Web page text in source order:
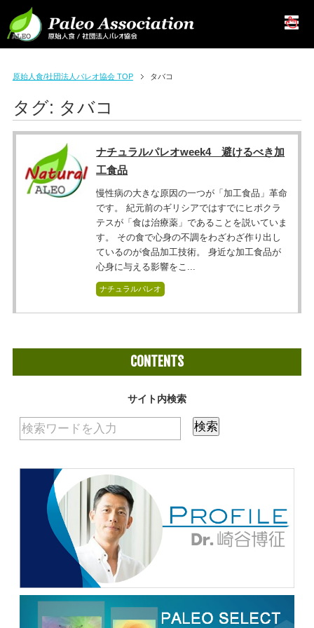
原始人食/社団法人パレオ協会 TOP タバコ
タグ: タバコ
ナチュラルパレオweek4 避けるべき加
工食品
慢性病の大きな原因の一つが「加工食品」革命
です。 紀元前のギリシアではすでにヒポクラ
テスが「食は治療薬」であることを説いていま
す。 その食で心身の不調をわざわざ作り出し
ているのが食品加工技術。 身近な加工食品が
心身に与える影響をこ...
ナチュラルパレオ
CONTENTS
サイト内検索